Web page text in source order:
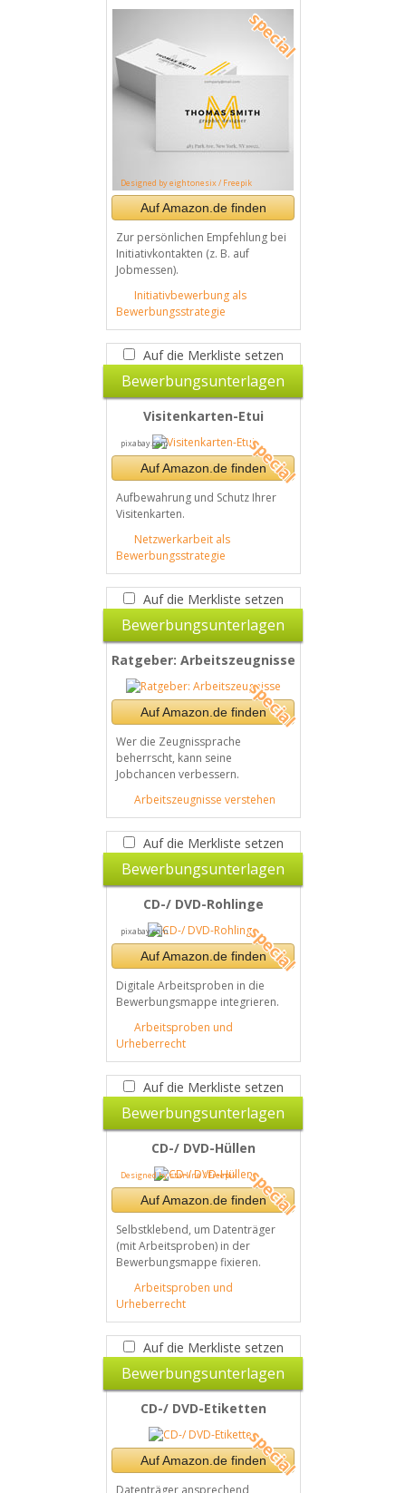
Designed by eightonesix / Freepik
Auf Amazon.de finden
Zur persönlichen Empfehlung bei
Initiativkontakten (z. B. auf
Jobmessen).
Initiativbewerbung als
Bewerbungsstrategie
Auf die Merkliste setzen
Bewerbungsunterlagen
Visitenkarten-Etui
pixabay.com
Auf Amazon.de finden
Aufbewahrung und Schutz Ihrer
Visitenkarten.
Netzwerkarbeit als
Bewerbungsstrategie
Auf die Merkliste setzen
Bewerbungsunterlagen
Ratgeber: Arbeitszeugnisse
Auf Amazon.de finden
Wer die Zeugnissprache
beherrscht, kann seine
Jobchancen verbessern.
Arbeitszeugnisse verstehen
Auf die Merkliste setzen
Bewerbungsunterlagen
CD-/ DVD-Rohlinge
pixabay.com
Auf Amazon.de finden
Digitale Arbeitsproben in die
Bewerbungsmappe integrieren.
Arbeitsproben und
Urheberrecht
Auf die Merkliste setzen
Bewerbungsunterlagen
CD-/ DVD-Hüllen
Designed by starline / Freepik
Auf Amazon.de finden
Selbstklebend, um Datenträger
(mit Arbeitsproben) in der
Bewerbungsmappe fixieren.
Arbeitsproben und
Urheberrecht
Auf die Merkliste setzen
Bewerbungsunterlagen
CD-/ DVD-Etiketten
Auf Amazon.de finden
Datenträger ansprechend